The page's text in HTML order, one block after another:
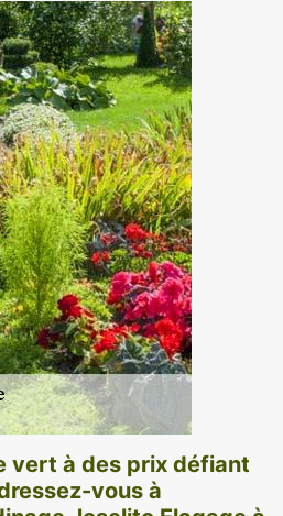
vert à des prix défiant
vous à